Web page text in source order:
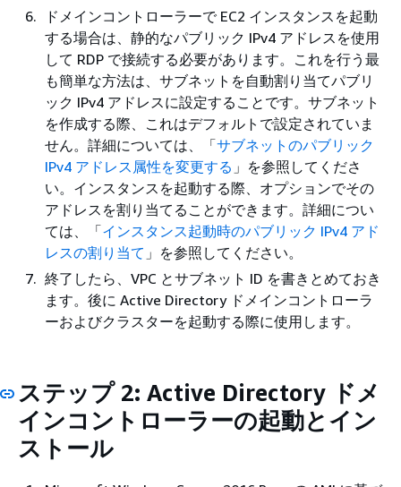
ドメインコントローラーで EC2 インスタンスを起動
する場合は、静的なパブリック IPv4 アドレスを使用
して RDP で接続する必要があります。これを行う最
も簡単な方法は、サブネットを自動割り当てパブリ
ック IPv4 アドレスに設定することです。サブネット
を作成する際、これはデフォルトで設定されていま
せん。詳細については、「サブネットのパブリック
IPv4 アドレス属性を変更する 」を参照してくださ
い。インスタンスを起動する際、オプションでその
アドレスを割り当てることができます。詳細につい
ては、「インスタンス起動時のパブリック IPv4 アド
レスの割り当て 」を参照してください。
終了したら、VPC とサブネット ID を書きとめておき
ます。後に Active Directory ドメインコントローラ
ーおよびクラスターを起動する際に使用します。
ステップ 2: Active Directory ドメ
インコントローラーの起動とイン
ストール